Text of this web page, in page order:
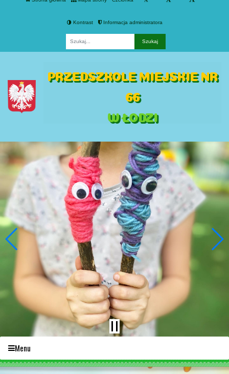
Kontrast Informacja administratora
PRZEDSZKOLE MIEJSKIE NR
66
W ŁODZI
Menu